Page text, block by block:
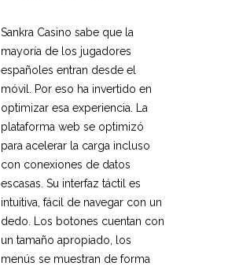
Sankra Casino sabe que la
mayoría de los jugadores
españoles entran desde el
móvil. Por eso ha invertido en
optimizar esa experiencia. La
plataforma web se optimizó
para acelerar la carga incluso
con conexiones de datos
escasas. Su interfaz táctil es
intuitiva, fácil de navegar con un
dedo. Los botones cuentan con
un tamaño apropiado, los
menús se muestran de forma